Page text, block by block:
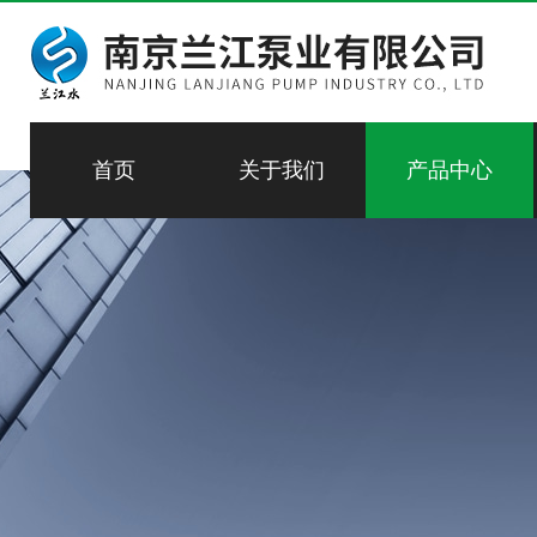
首页 关于我们 产品中心